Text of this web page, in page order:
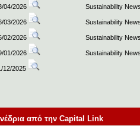
04/2026 Sustainability
03/2026 Sustainability
02/2026 Sustainability
01/2026 Sustainability
12/2025
από την Capital Link